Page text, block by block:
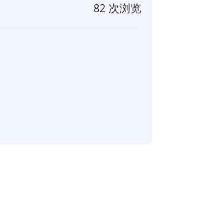
82 次浏览